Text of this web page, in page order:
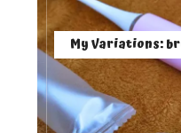
My Variations: